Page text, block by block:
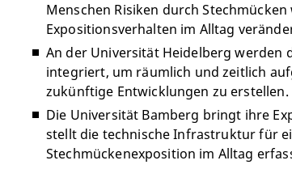
Menschen Risiken durch
Expositionsverhalten im Alltag
An der Universität Heidelberg werden
integriert, um räumlich und zeitlich
zukünftige Entwicklungen zu erstellen.
Die Universität Bamberg bringt ihre
stellt die technische Infrastruktur für
Stechmückenexposition im Alltag